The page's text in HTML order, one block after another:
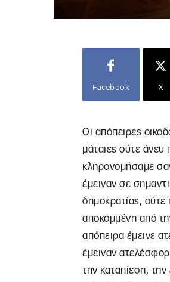
Facebook X
Οι απόπειρες
μάταιες ούτε άνευ
κληρονομήσαμε
έμειναν σε
δημοκρατίας,
αποκομμένη από
απόπειρα έμεινε
έμειναν
την καταπίεση,